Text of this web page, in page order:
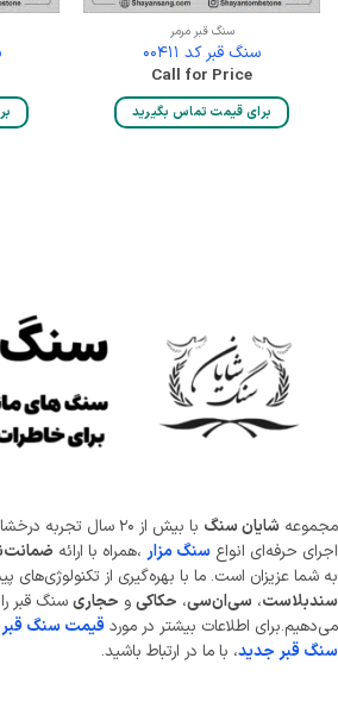
سنگ قبر مرمر
سنگ قبر کد 00411
Call for Price
برای قیمت تماس بگیرید
شایان سنگ
با بیش از ۲۰ سال تجربه
حرفه‌ای انواعسنگ مزار،همراه با ارائه
عزیزان است. ما با بهره‌گیری از تکنولوژی‌های
،سی‌ان‌سی،حکاکیوحجاریسنگ قبر را با
اطلاعات بیشتر در موردقیمت سنگ قبرو
قبر جدید، با ما در ارتباط باشید.